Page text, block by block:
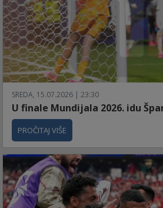
SREDA, 15.07.2026 | 23:30
U finale Mundijala 2026. idu
PROČITAJ VIŠE